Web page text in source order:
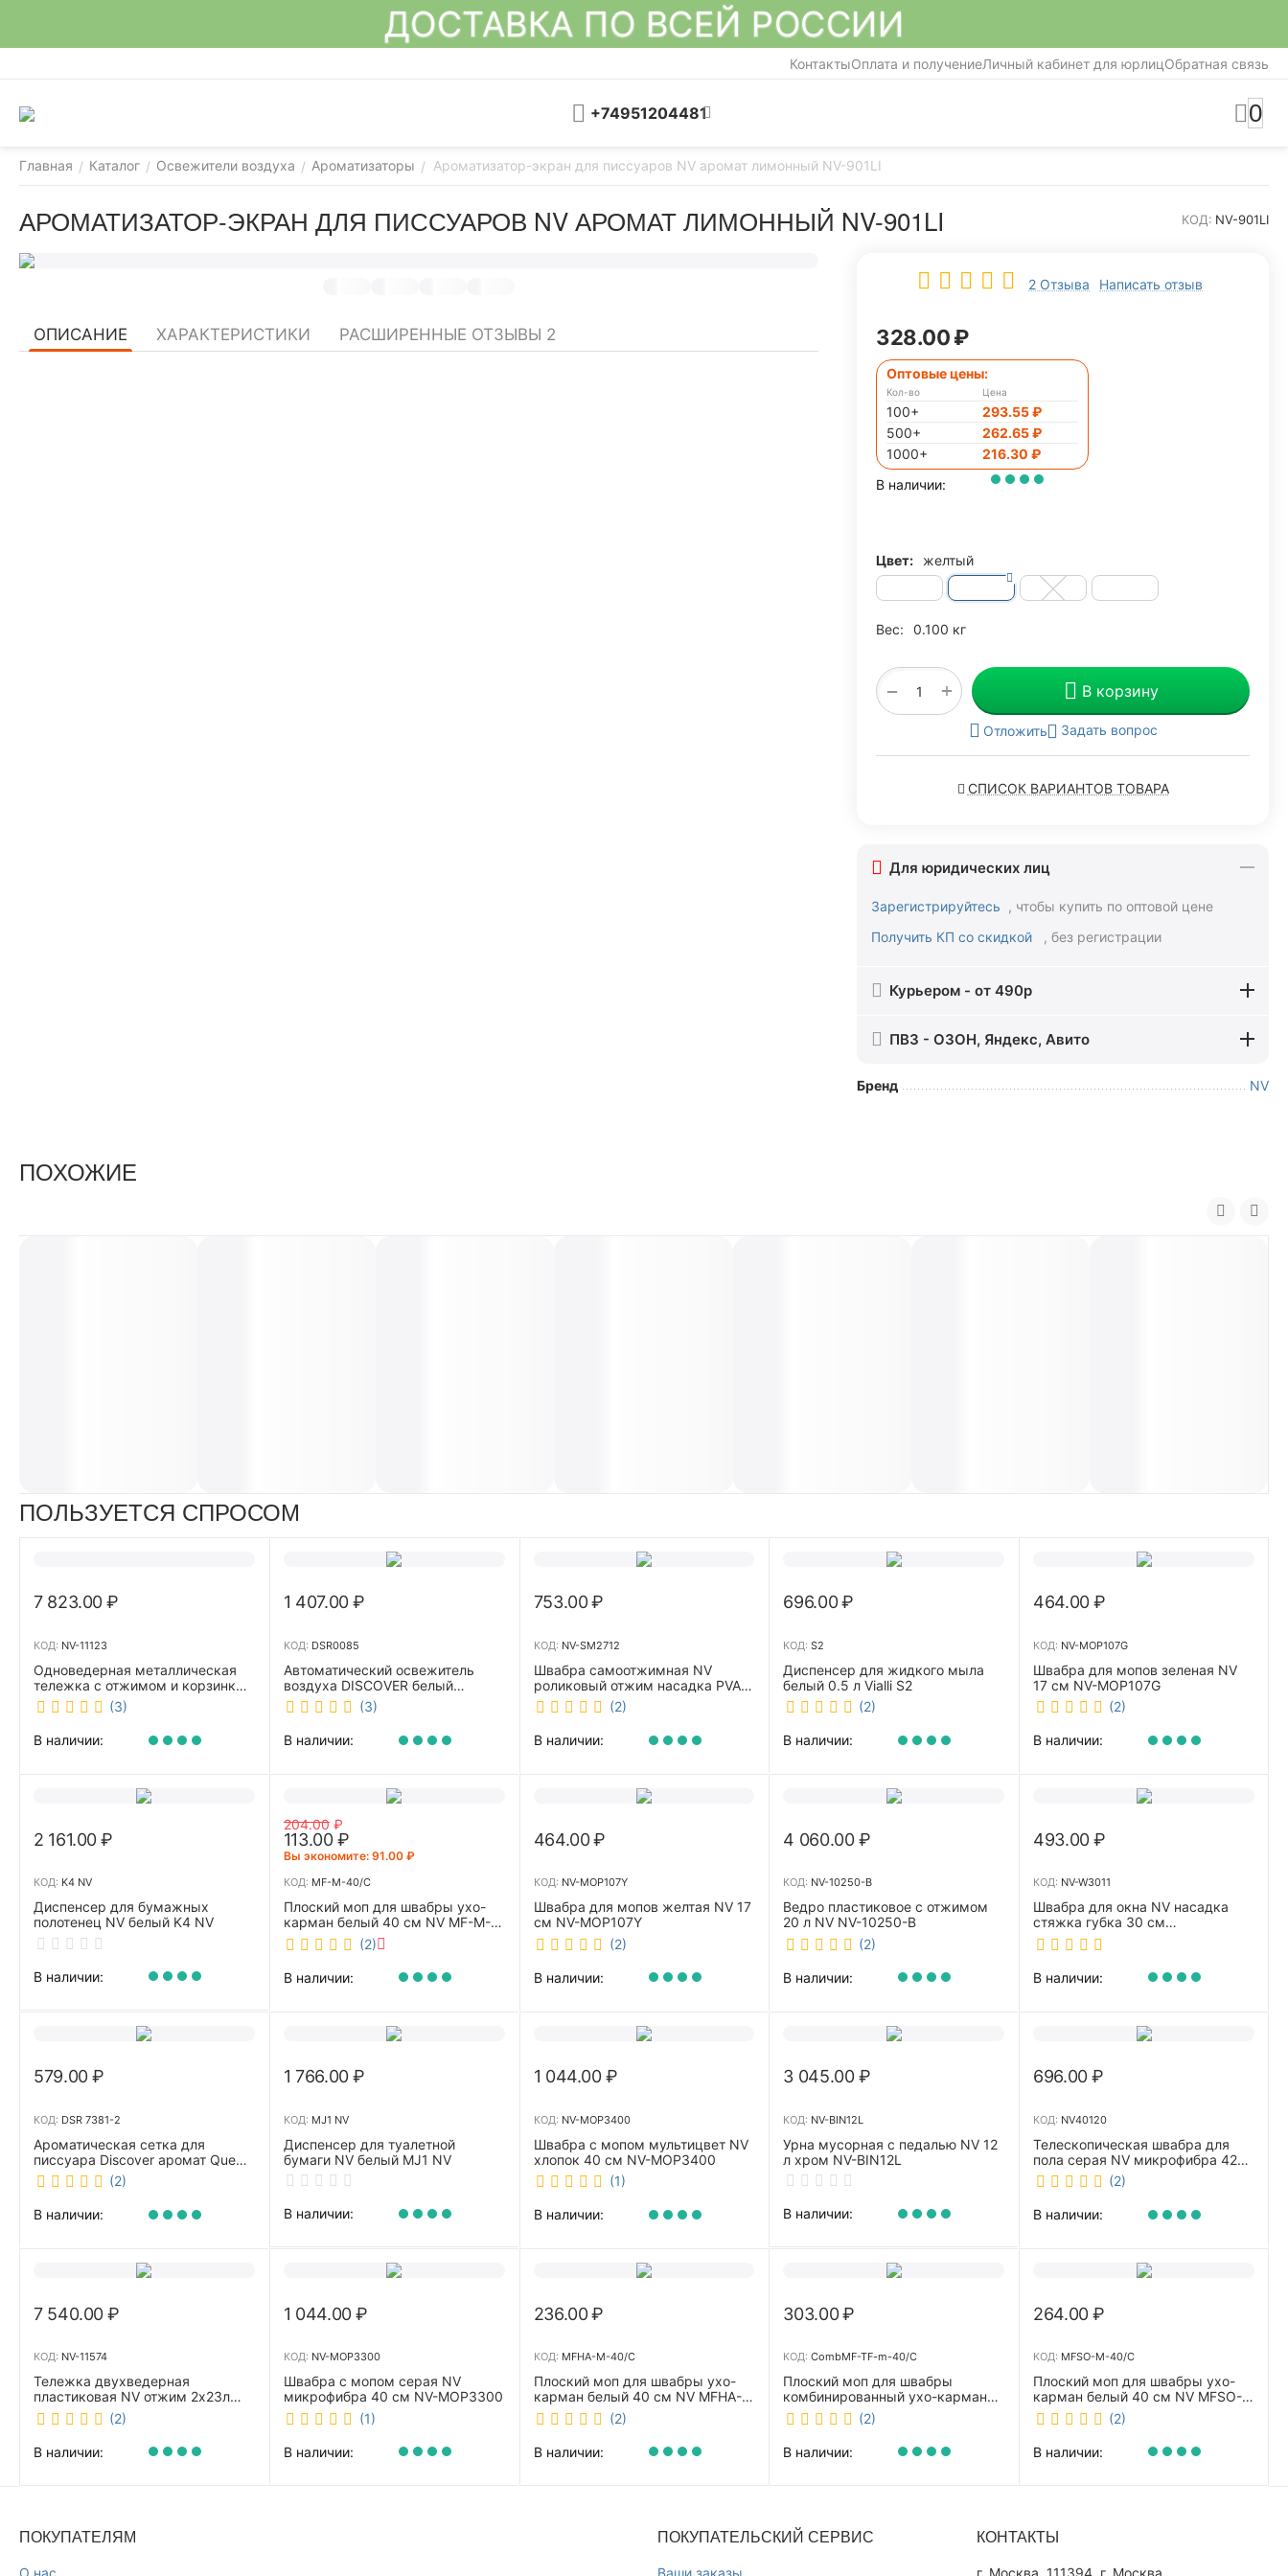
ДОСТАВКА ПО ВСЕЙ РОССИИ
КонтактыОплата и получениеЛичный кабинет для юрлицОбратная связь
+74951204481 0
Главная / Каталог / Освежители воздуха / Ароматизаторы / Ароматизатор-экран для писсуаров NV аромат лимонный NV-901LI
АРОМАТИЗАТОР-ЭКРАН ДЛЯ ПИССУАРОВ NV АРОМАТ ЛИМОННЫЙ NV-901LI КОД: NV-901LI
2 Отзыва Написать отзыв
328.00₽
Оптовые цены:
Кол-во
100+
500+
1000+
Цена
293.55₽
262.65₽
216.30 ₽
В наличии:
Цвет: желтый
Вес: 0.100 кг
+
− В корзину
Отложить Задать вопрос
СПИСОК ВАРИАНТОВ ТОВАРА
Для юридических лиц
Зарегистрируйтесь , чтобы купить по оптовой цене
Получить КП со скидкой
, без регистрации
Курьером - от 490р
ПВЗ - ОЗОН, Яндекс, Авито
Бренд NV
ОПИСАНИЕ ХАРАКТЕРИСТИКИ РАСШИРЕННЫЕ ОТЗЫВЫ 2
ПОХОЖИЕ
ПОЛЬЗУЕТСЯ СПРОСОМ
7 823.00₽
КОД: NV-11123
Одноведерная металлическая
тележка с отжимом и корзинкой
под химию NV 23 л NV-11123
(3)
В наличии:
1 407.00₽
КОД: DSR0085
Автоматический освежитель
воздуха DISCOVER белый
DSR0085
(3)
В наличии:
753.00₽
КОД: NV-SM2712
Швабра самоотжимная NV
роликовый отжим насадка PVA
27 см телескопическая рукоятка
70-125 см NV-SM2712
(2)
В наличии:
696.00₽
КОД: S2
Диспенсер для жидкого мыла
белый 0.5 л Vialli S2
(2)
В наличии:
464.00₽
КОД: NV-MOP107G
Швабра для мопов зеленая NV
17 см NV-MOP107G
(2)
В наличии:
2 161.00₽
КОД: K4 NV
Диспенсер для бумажных
полотенец NV белый K4 NV
В наличии:
204.00 ₽
113.00 ₽
Вы экономите: 91.00 ₽
КОД: MF-M-40/C
Плоский моп для швабры ухо-
карман белый 40 см NV MF-M-
40/C
(2)
В наличии:
464.00₽
КОД: NV-MOP107Y
Швабра для мопов желтая NV 17
см NV-MOP107Y
(2)
В наличии:
4 060.00 ₽
КОД: NV-10250-B
Ведро пластиковое с отжимом
20 л NV NV-10250-B
(2)
В наличии:
493.00₽
КОД: NV-W3011
Швабра для окна NV насадка
стяжка губка 30 см
телескопическая рукоятка 70-
110 см NV-W3011
В наличии:
579.00₽
КОД: DSR 7381-2
Ароматическая сетка для
писсуара Discover аромат Queen
DSR 7381-2 (2)
В наличии:
1 766.00₽
КОД: MJ1 NV
Диспенсер для туалетной
бумаги NV белый MJ1 NV
В наличии:
1 044.00 ₽
КОД: NV-MOP3400
Швабра с мопом мультицвет NV
хлопок 40 см NV-MOP3400
(1)
В наличии:
3 045.00 ₽
КОД: NV-BIN12L
Урна мусорная с педалью NV 12
л хром NV-BIN12L
В наличии:
696.00₽
КОД: NV40120
Телескопическая швабра для
пола серая NV микрофибра 42
см NV40120(2)
В наличии:
7 540.00₽
КОД: NV-11574
Тележка двухведерная
пластиковая NV отжим 2х23л
NV-11574
(2)
В наличии:
1 044.00₽
КОД: NV-MOP3300
Швабра с мопом серая NV
микрофибра 40 см NV-MOP3300
(1)
В наличии:
236.00₽
КОД: MFHA-M-40/C
Плоский моп для швабры ухо-
карман белый 40 см NV MFHA-
M-40/C
(2)
В наличии:
303.00₽
КОД: CombMF-TF-m-40/C
Плоский моп для швабры
комбинированный ухо-карман
бежевый 40 см NV CombMF-TF-
m-40/C
(2)
В наличии:
264.00₽
КОД: MFSO-M-40/C
Плоский моп для швабры ухо-
карман белый 40 см NV MFSO-
M-40/C
(2)
В наличии:
ПОКУПАТЕЛЯМ
О нас
ПОКУПАТЕЛЬСКИЙ СЕРВИС
Ваши заказы
КОНТАКТЫ
г. Москва, 111394, г. Москва,